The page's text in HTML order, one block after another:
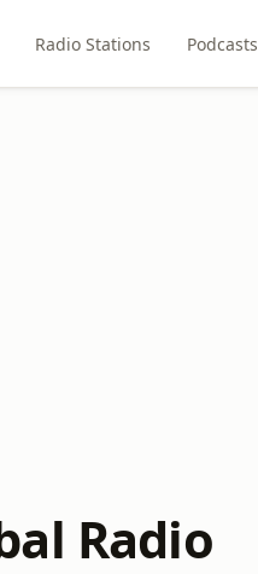
Radio Stations Podcasts
Radio